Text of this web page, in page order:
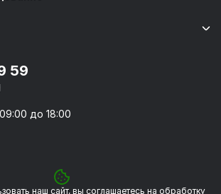
59
до 18:00
наш сайт, вы соглашаетесь на обработку